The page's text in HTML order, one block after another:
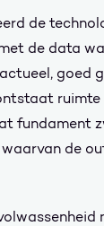
de
de data
goed
fundament
de